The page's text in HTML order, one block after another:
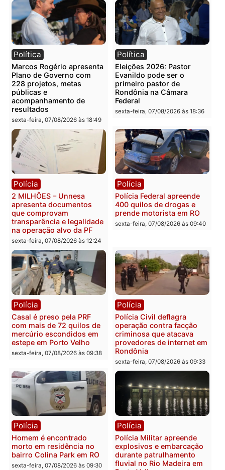
Publicidade
Categorias
Rondônia
Você também vai querer ler...
Política
Marcos Rogério apresenta
Plano de Governo com
228 projetos, metas
públicas e
acompanhamento de
resultados
sexta-feira, 07/08/2026 às 18:49
Política
Eleições 2026: Pastor
Evanildo pode ser o
primeiro pastor de
Rondônia na Câmara
Polícia
2 MILHÕES – Unnesa
apresenta documentos
que comprovam
na operação alvo da PF
sexta-feira, 07/08/2026 às 12:24
Polícia
Polícia Federal apreende
400 quilos de drogas e
prende motorista em RO
Polícia Polícia